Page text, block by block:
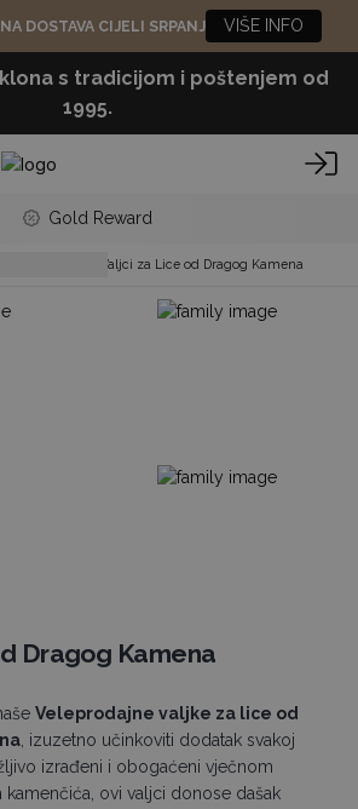
DOSTAVA CIJELI SRPANJ VIŠE INFO
s tradicijom i poštenjem od
1995.
Gold Reward
Valjci za Lice od Dragog Kamena
Dragog Kamena
Veleprodajne valjke za lice od
, izuzetno učinkoviti dodatak svakoj
izrađeni i obogaćeni vječnom
ovi valjci donose dašak